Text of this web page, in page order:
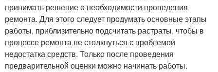
принимать решение о необходимости проведения
ремонта. Для этого следует продумать основные этапы
работы, приблизительно подсчитать растраты, чтобы в
процессе ремонта не столкнуться с проблемой
недостатка средств. Только после проведения
предварительной оценки можно начинать работы.